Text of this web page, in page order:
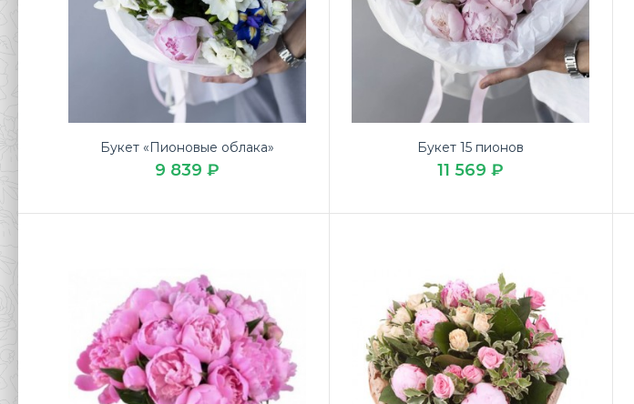
Букет 15 пионов
11 569 ₽
Букет «Пионовые облака»
9 839 ₽
Букет 15 пионов
11 569 ₽